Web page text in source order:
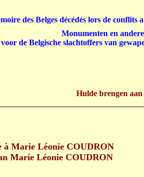
à Marie Léonie COUDRON
Marie Léonie COUDRON
Hulde brengen
des Belges décédés lors de conflits
Monumenten en
voor de Belgische slachtoffers van